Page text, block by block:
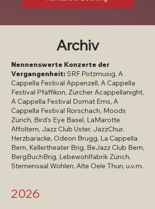
Archiv
Nennenswerte Konzerte der
Vergangenheit:SRF Potzmusig, A
Cappella Festival Appenzell, A Cappella
Festival Pfäffikon, Zürcher Acappellanight,
A Cappella Festival Domat Ems, A
Cappella Festival Rorschach, Moods
Zürich, Bird's Eye Basel, LaMarotte
Affoltern, Jazz Club Uster, JazzChur,
Herzbaracke, Odeon Brugg, La Cappella
Bern, Kellertheater Brig, BeJazz Club Bern,
BergBuchBrig, Lebewohlfabrik Zürich,
Sternensaal Wohlen, Alte Oele Thun, u.v.m.
2026